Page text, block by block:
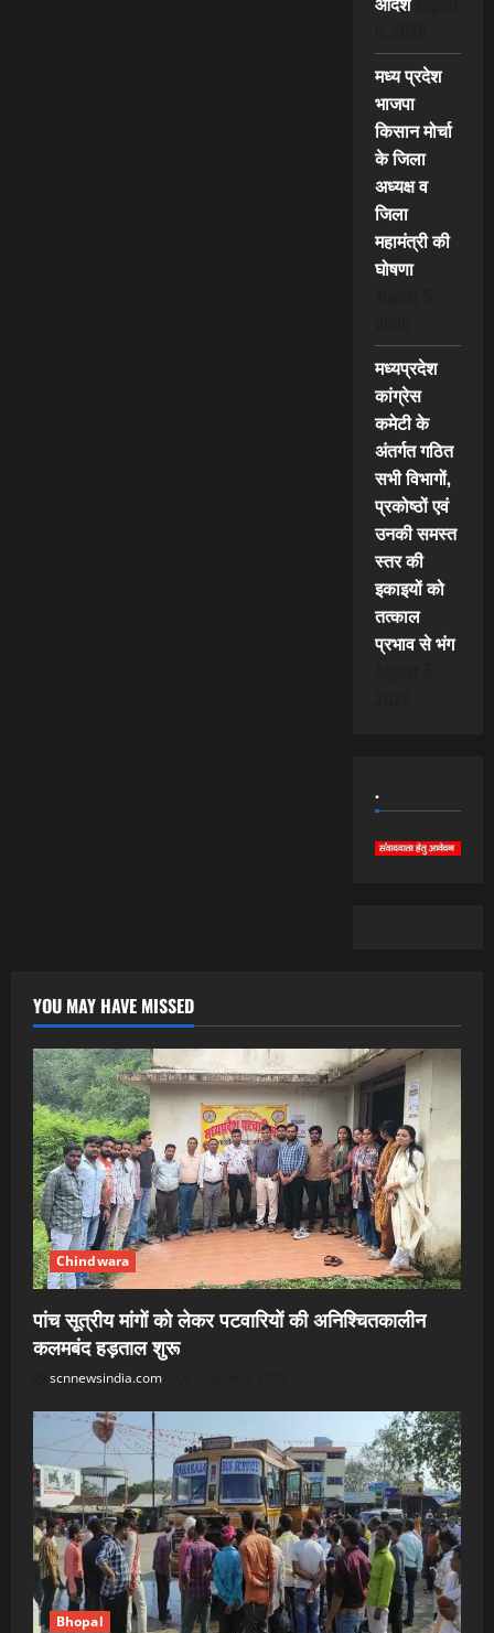
मध्य प्रदेश
भाजपा
किसान मोर्चा
के जिला
अध्यक्ष व
जिला
महामंत्री की
घोषणा
मध्यप्रदेश
कांग्रेस
कमेटी के
अंतर्गत गठित
सभी विभागों,
प्रकोष्ठों एवं
उनकी समस्त
स्तर की
इकाइयों को
तत्काल
प्रभाव से भंग
.
YOU MAY HAVE MISSED
Chindwara
पांच सूत्रीय मांगों को लेकर पटवारियों की अनिश्चितकालीन
कलमबंद हड़ताल शुरू
scnnewsindia.com
Bhopal